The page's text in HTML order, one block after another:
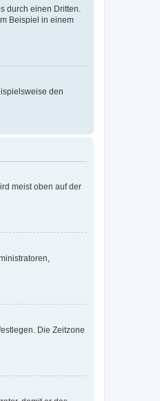
durch einen Dritten.
Beispiel in einem
den
meist oben auf der
Die Zeitzone